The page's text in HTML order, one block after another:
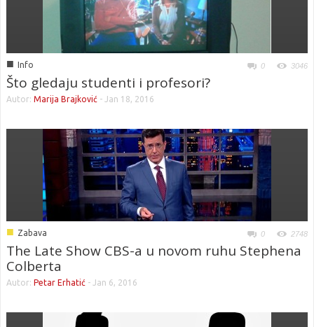
■ Info 0 3046
Što gledaju studenti i profesori?
Autor: Marija Brajković - Jan 18, 2016
■ Zabava 0 2748
The Late Show CBS-a u novom ruhu Stephena
Colberta
Autor: Petar Erhatić - Jan 6, 2016